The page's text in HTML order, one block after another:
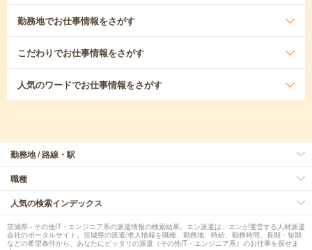
勤務地でお仕事情報をさがす
こだわりでお仕事情報をさがす
人気のワードでお仕事情報をさがす
勤務地 / 路線・駅
職種
人気の検索インデックス
茨城県 - その他IT・エンジニア系の派遣情報の検索結果。エン派遣は、エンが運営する人材派遣
会社のポータルサイト。茨城県の派遣/求人情報を職種、勤務地、時給、勤務時間、長期・短期
などの希望条件から、あなたにピッタリの派遣（その他IT・エンジニア系）のお仕事を探せま